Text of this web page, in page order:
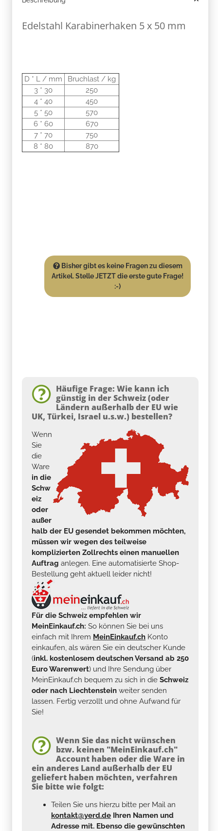
Edelstahl Karabinerhaken 5 x 50 mm
D * L / mm
Bruchlast / kg
3 * 30
250
4 * 40
450
5 * 50
570
6 * 60
670
7 * 70
750
8 * 80
870
Bisher gibt es keine Fragen zu diesem
Artikel. Stelle JETZT die erste gute Frage!
:-)
Häufige Frage: Wie kann ich
günstig in der Schweiz (oder
Ländern außerhalb der EU wie
UK, Türkei, Israel u.s.w.) bestellen?
Wenn
Sie
die
Ware
in die
Schw
eiz
oder
außer
halb der EU gesendet bekommen möchten,
müssen wir wegen des teilweise
komplizierten Zollrechts einen manuellen
Auftrag anlegen. Eine automatisierte Shop-
Bestellung geht aktuell leider nicht!
Für die Schweiz empfehlen wir
MeinEinkauf.ch: So können Sie bei uns
einfach mit Ihrem MeinEinkauf.ch Konto
einkaufen, als wären Sie ein deutscher Kunde
(inkl. kostenlosem deutschen Versand ab 250
Euro Warenwert) und Ihre Sendung über
MeinEinkauf.ch bequem zu sich in die Schweiz
oder nach Liechtenstein weiter senden
lassen. Fertig verzollt und ohne Aufwand für
Sie!
Wenn Sie das nicht wünschen
bzw. keinen "MeinEinkauf.ch"
Account haben oder die Ware in
ein anderes Land außerhalb der EU
geliefert haben möchten, verfahren
Sie bitte wie folgt:
Teilen Sie uns hierzu bitte per Mail an
kontakt@yerd.de Ihren Namen und
Adresse mit. Ebenso die gewünschten